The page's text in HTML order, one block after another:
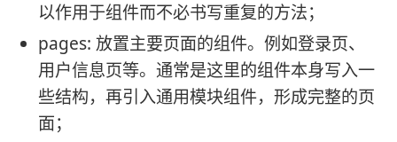
以作用于组件而不必书写重复的方法；
pages: 放置主要页面的组件。例如登录页、
用户信息页等。通常是这里的组件本身写入一
些结构，再引入通用模块组件，形成完整的页
面；